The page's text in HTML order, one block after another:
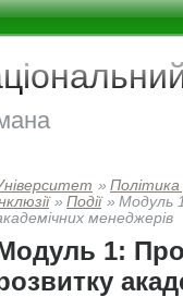
»
» Події » Модуль
менеджерів
1: